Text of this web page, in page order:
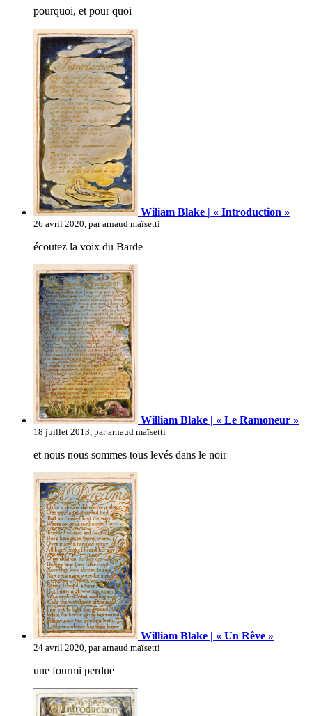
pourquoi, et pour quoi
Wiliam Blake | « Introduction »
26 avril 2020, par arnaud maïsetti
écoutez la voix du Barde
William Blake | « Le Ramoneur »
18 juillet 2013, par arnaud maïsetti
et nous nous sommes tous levés dans le noir
William Blake | « Un Rêve »
24 avril 2020, par arnaud maïsetti
une fourmi perdue